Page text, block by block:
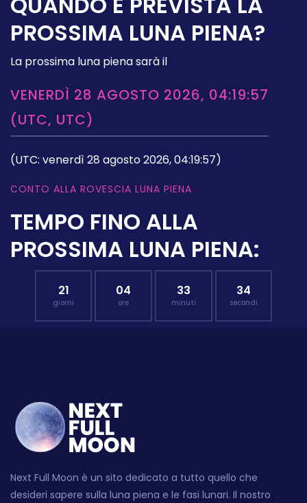
PROSSIMA LUNA PIENA?
La prossima luna piena sarà il
VENERDÌ 28 AGOSTO 2026, 04:19:57
(UTC, UTC)
(UTC: venerdì 28 agosto 2026, 04:19:57)
CONTO ALLA ROVESCIA LUNA PIENA
TEMPO FINO ALLA
PROSSIMA LUNA PIENA:
21
giorni
04
ore
33
minuti
33
secondi
Next Full Moon è un sito dedicato a tutto quello che
desideri sapere sulla luna piena e le fasi lunari. Il nostro